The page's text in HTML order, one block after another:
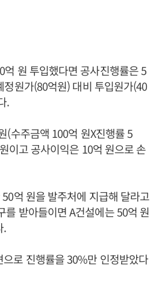
억 원 투입했다면 공사진행률은 5
원가(80억원) 대비 투입원가(40
.
(수주금액 100억 원X진행률 5
이고 공사이익은 10억 원으로 손
억 원을 발주처에 지급해 달라고
를 받아들이면 A건설에는 50억 원
.
로 진행률을 30%만 인정받았다